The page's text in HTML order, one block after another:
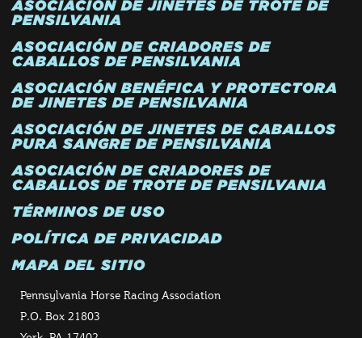
ASOCIACIÓN DE JINETES DE TROTE DE
PENSILVANIA
ASOCIACIÓN DE CRIADORES DE
CABALLOS DE PENSILVANIA
ASOCIACIÓN BENÉFICA Y PROTECTORA
DE JINETES DE PENSILVANIA
ASOCIACIÓN DE JINETES DE CABALLOS
PURA SANGRE DE PENSILVANIA
ASOCIACIÓN DE CRIADORES DE
CABALLOS DE TROTE DE PENSILVANIA
TÉRMINOS DE USO
POLÍTICA DE PRIVACIDAD
MAPA DEL SITIO
Pennsylvania Horse Racing Association
P.O. Box 21803